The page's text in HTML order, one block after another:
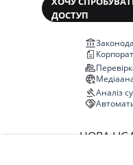
ДОСТУП
Аналіз
НОВА